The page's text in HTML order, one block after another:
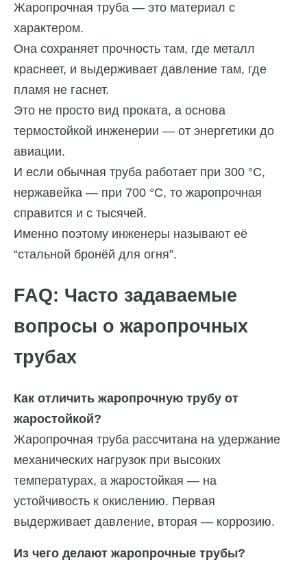
Жаропрочная труба — это материал с
характером.
Она сохраняет прочность там, где металл
краснеет, и выдерживает давление там, где
пламя не гаснет.
Это не просто вид проката, а основа
термостойкой инженерии — от энергетики до
авиации.
И если обычная труба работает при 300 °C,
нержавейка — при 700 °C, то жаропрочная
справится и с тысячей.
Именно поэтому инженеры называют её
“стальной бронёй для огня”.
FAQ: Часто задаваемые
вопросы о жаропрочных
трубах
Как отличить жаропрочную трубу от
жаростойкой?
Жаропрочная труба рассчитана на удержание
механических нагрузок при высоких
температурах, а жаростойкая — на
устойчивость к окислению. Первая
выдерживает давление, вторая — коррозию.
Из чего делают жаропрочные трубы?